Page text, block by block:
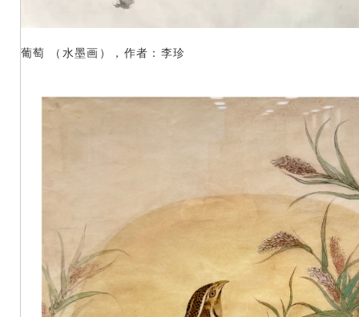
葡萄 （水墨画），作者：李珍